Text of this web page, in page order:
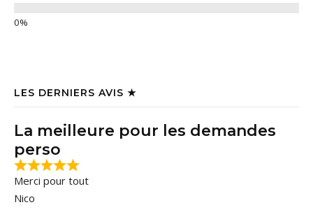
LES DERNIERS AVIS ★
La meilleure pour les demandes
perso
Merci pour tout
Nico